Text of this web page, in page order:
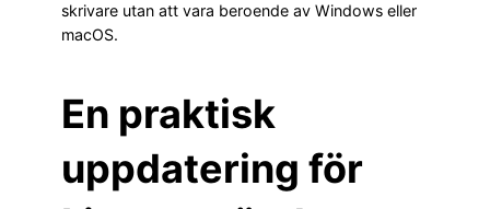
skrivare utan att vara beroende av Windows eller
macOS.
En praktisk
uppdatering för